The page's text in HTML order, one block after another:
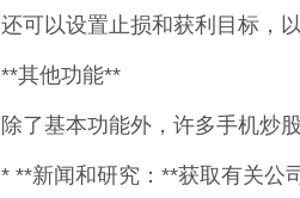
还可以设置止损和获利目标，
**其他功能**
除了基本功能外，许多手机炒
* **新闻和研究：**获取有关公